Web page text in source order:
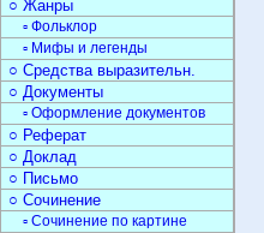
○ Жанры
▫ Фольклор
▫ Мифы и легенды
○ Средства выразительн.
○ Документы
▫ Оформление документов
○ Реферат
○ Доклад
○ Письмо
○ Сочинение
▫ Сочинение по картине